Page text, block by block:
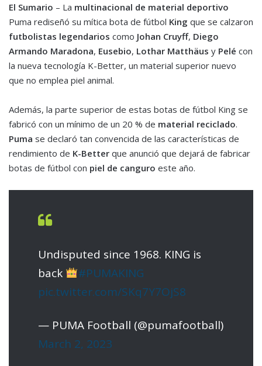
El Sumario – La multinacional de material deportivo
Puma rediseñó su mítica bota de fútbol King que se calzaron
futbolistas legendarios como Johan Cruyff, Diego
Armando Maradona, Eusebio, Lothar Matthäus y Pelé con
la nueva tecnología K-Better, un material superior nuevo
que no emplea piel animal.
Además, la parte superior de estas botas de fútbol King se
fabricó con un mínimo de un 20 % de material reciclado.
Puma se declaró tan convencida de las características de
rendimiento de K-Better que anunció que dejará de fabricar
botas de fútbol con piel de canguro este año.
Undisputed since 1968. KING is
back
#PUMAKING
pic.twitter.com/SKq7Y7OjS8
— PUMA Football (@pumafootball)
March 2, 2023